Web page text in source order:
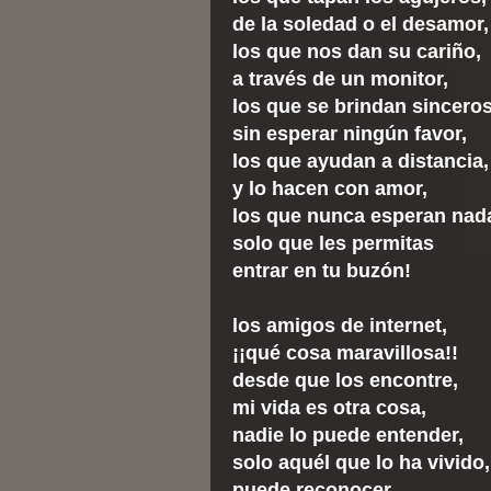
de la soledad o el desamor,
los que nos dan su cariño,
a través de un monitor,
los que se brindan
sin esperar ningún favor,
los que ayudan a distancia,
y lo hacen con amor,
los que nunca esperan
solo que les permitas
entrar en tu buzón!
los amigos de internet,
¡¡qué cosa maravillosa!!
desde que los encontre,
mi vida es otra cosa,
nadie lo puede entender,
solo aquél que lo ha vivido,